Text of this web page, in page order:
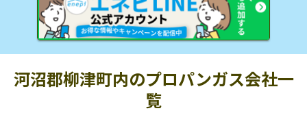
河沼郡柳津町内のプロパンガス会社一
覧